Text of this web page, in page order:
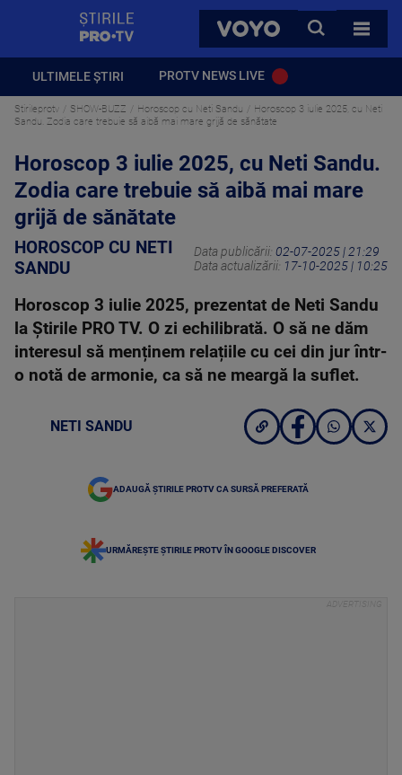
VOYO
CAUTA
TOATE
ULTIMELE ȘTIRI PROTV NEWS LIVE
Stirileprotv SHOW-BUZZ Horoscop cu Neti Sandu
Horoscop 3 iulie 2025, cu Neti
Sandu. Zodia care trebuie să aibă mai mare grijă de sănătate
Horoscop 3 iulie 2025, cu Neti Sandu.
Zodia care trebuie să aibă mai mare
grijă de sănătate
HOROSCOP CU NETI
SANDU
Data publicării: 02-07-2025 | 21:29
Data actualizării: 17-10-2025 | 10:25
Horoscop 3 iulie 2025, prezentat de Neti Sandu
la Știrile PRO TV. O zi echilibrată. O să ne dăm
interesul să menținem relațiile cu cei din jur într-
o notă de armonie, ca să ne meargă la suflet.
NETI SANDU
ADAUGĂ ȘTIRILE PROTV CA SURSĂ PREFERATĂ
URMĂREȘTE ȘTIRILE PROTV ÎN GOOGLE DISCOVER